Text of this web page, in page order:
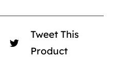
Tweet This
Product